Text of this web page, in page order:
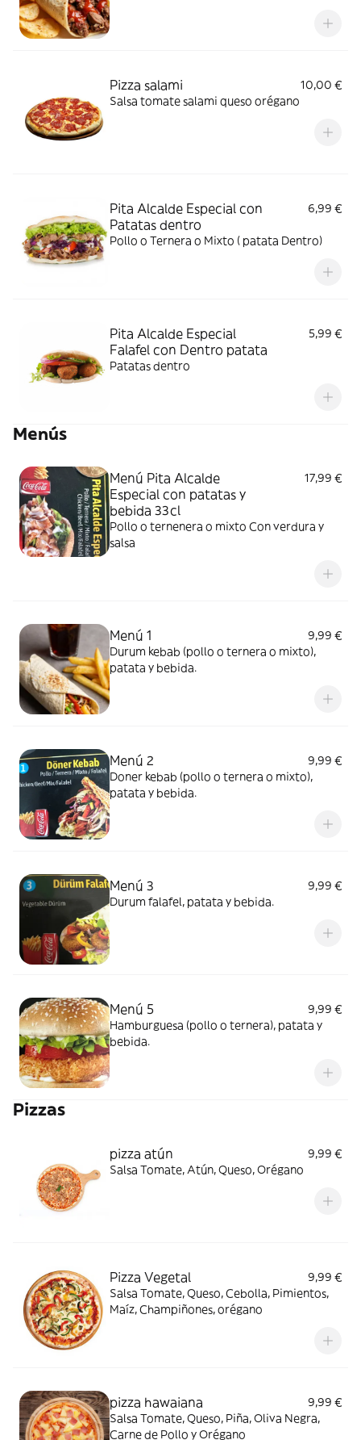
Pizza salami
10,00 €
Salsa tomate salami queso orégano
Pita Alcalde Especial con
Patatas dentro
6,99 €
Pollo o Ternera o Mixto ( patata Dentro)
Pita Alcalde Especial
Falafel con Dentro patata
5,99 €
Patatas dentro
Menús
Menú Pita Alcalde
Especial con patatas y
bebida 33cl
17,99 €
Pollo o ternenera o mixto Con verdura y
salsa
Menú 1
9,99 €
Durum kebab (pollo o ternera o mixto),
patata y bebida.
Menú 2
9,99 €
Doner kebab (pollo o ternera o mixto),
patata y bebida.
Menú 3
9,99 €
Durum falafel, patata y bebida.
Menú 5
9,99 €
Hamburguesa (pollo o ternera), patata y
bebida.
Pizzas
pizza atún
9,99 €
Salsa Tomate, Atún, Queso, Orégano
Pizza Vegetal
9,99 €
Salsa Tomate, Queso, Cebolla, Pimientos,
Maíz, Champiñones, orégano
pizza hawaiana
9,99 €
Salsa Tomate, Queso, Piña, Oliva Negra,
Carne de Pollo y Orégano